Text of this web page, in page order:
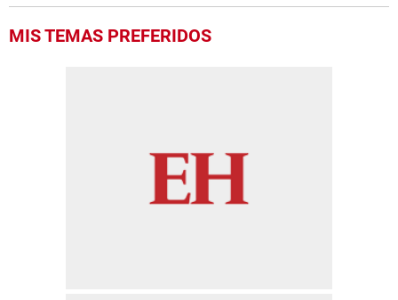
MIS TEMAS PREFERIDOS